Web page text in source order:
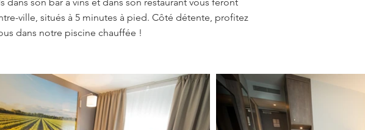
ville, situés à 5 minutes à pied. Côté détente, profitez
dans notre piscine chauffée !